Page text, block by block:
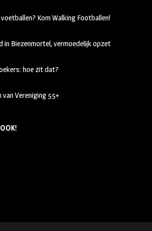
Kom Walking Footballen!
in Biezenmortel, vermoedelijk opzet
hoe zit dat?
Vereniging 55+